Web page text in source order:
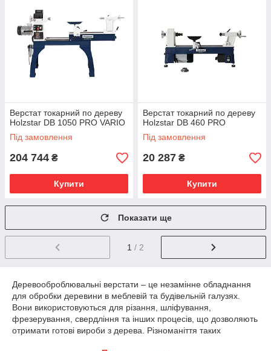
Верстат токарний по дереву
Holzstar DB 1050 PRO VARIO
Під замовлення
204 744 ₴
Купити
Верстат токарний по дереву
Holzstar DB 460 PRO
Під замовлення
20 287 ₴
Купити
Показати ще
1 / 2
Деревооброблювальні верстати – це незамінне обладнання
для обробки деревини в меблевій та будівельній галузях.
Вони використовуються для різання, шліфування,
фрезерування, свердління та інших процесів, що дозволяють
отримати готові вироби з дерева. Різноманіття таких